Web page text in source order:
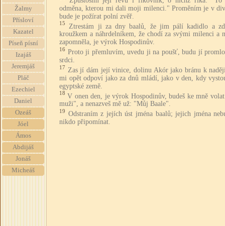
Žalmy
Přísloví
Kazatel
Píseň písní
Izajáš
Jeremjáš
Pláč
Ezechiel
Daniel
Ozeáš
Jóel
Ámos
Abdijáš
Jonáš
Micheáš
odměna, kterou mi dali moji milenci." Proměním je v
bude je požírat polní zvěř.
15
Ztrestám ji za dny baalů, že jim pálí kadidlo a
kroužkem a náhrdelníkem, že chodí za svými milenci a
zapomněla, je výrok Hospodinův.
16 Proto ji přemluvím, uvedu ji na poušť, budu jí
srdci.
17 Zas jí dám její vinice, dolinu Akór jako bránu k
mi opět odpoví jako za dnů mládí, jako v den, kdy
egyptské země.
18 V onen den, je výrok Hospodinův, budeš ke mně
muži", a nenazveš mě už: "Můj Baale".
19 Odstraním z jejích úst jména baalů; jejich jména
nikdo připomínat.